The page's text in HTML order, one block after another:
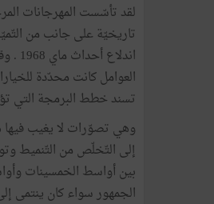
لقد تأسّست المهرجانات
تاريخيّة على جانب من
العوامل كانت محدّدة
تسند خطط البرمجة التي
بين أواسط الخمسينات
الجمهور سواء كان ينتمى